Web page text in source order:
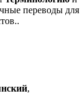
переводы для
,